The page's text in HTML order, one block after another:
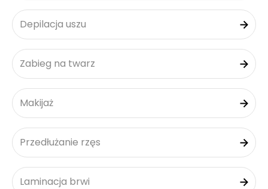
Depilacja uszu
Zabieg na twarz
Makijaż
Przedłużanie rzęs
Laminacja brwi